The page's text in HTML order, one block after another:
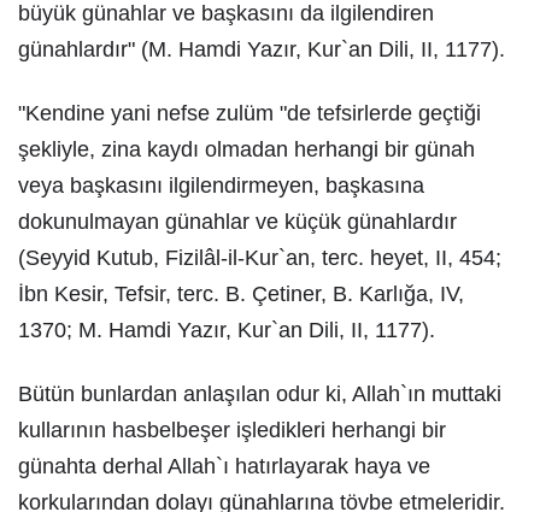
büyük günahlar ve başkasını da ilgilendiren
günahlardır" (M. Hamdi Yazır, Kur`an Dili, II, 1177).
"Kendine yani nefse zulüm "de tefsirlerde geçtiği
şekliyle, zina kaydı olmadan herhangi bir günah
veya başkasını ilgilendirmeyen, başkasına
dokunulmayan günahlar ve küçük günahlardır
(Seyyid Kutub, Fizilâl-il-Kur`an, terc. heyet, II, 454;
İbn Kesir, Tefsir, terc. B. Çetiner, B. Karlığa, IV,
1370; M. Hamdi Yazır, Kur`an Dili, II, 1177).
Bütün bunlardan anlaşılan odur ki, Allah`ın muttaki
kullarının hasbelbeşer işledikleri herhangi bir
günahta derhal Allah`ı hatırlayarak haya ve
korkularından dolayı günahlarına tövbe etmeleridir.